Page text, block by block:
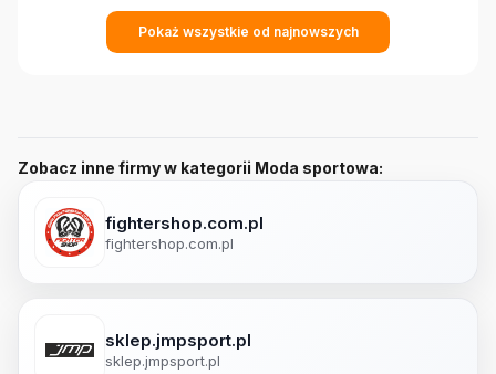
Pokaż wszystkie od najnowszych
Zobacz inne firmy w kategorii Moda sportowa:
fightershop.com.pl
fightershop.com.pl
sklep.jmpsport.pl
sklep.jmpsport.pl